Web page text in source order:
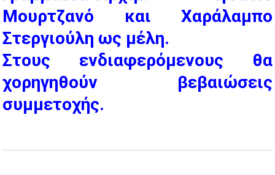
Μουρτζανό και Χαράλαμπο
Στεργιούλη ως μέλη.
Στους ενδιαφερόμενους θα
χορηγηθούν βεβαιώσεις
συμμετοχής.